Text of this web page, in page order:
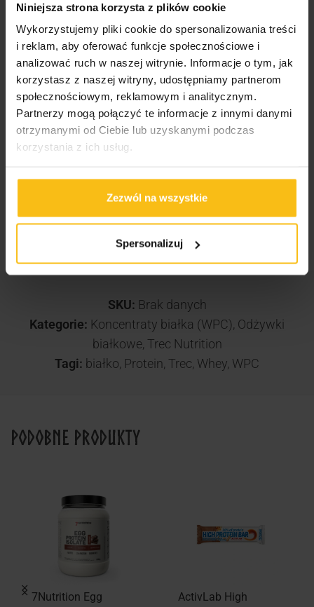
Niniejsza strona korzysta z plików cookie
Wykorzystujemy pliki cookie do spersonalizowania treści
i reklam, aby oferować funkcje społecznościowe i
analizować ruch w naszej witrynie. Informacje o tym, jak
korzystasz z naszej witryny, udostępniamy partnerom
społecznościowym, reklamowym i analitycznym.
Partnerzy mogą połączyć te informacje z innymi danymi
otrzymanymi od Ciebie lub uzyskanymi podczas
korzystania z ich usług.
Zezwól na wszystkie
Spersonalizuj
Zalecane spożycie / sposób przygotowania:
Jednorazową porcję preparatu – 30 g (2 miarki)
rozpuścić w 200 ml wody lub mleka, używając do
tego szejkera lub miksera.
Stosować 3 porcje dziennie.
W dni treningowe: I porcja rano po przebudzeniu, II
porcja do 1,5 godz. po treningu oraz III porcja przed
W dni nietreningowe: I porcja rano po przebudzeniu, II
porcja pomiędzy posiłkami oraz III porcja przed
snem.
SKU: Brak danych
Kategorie: Koncentraty białka (WPC), Odżywki
białkowe, Trec Nutrition
Tagi: białko, Protein, Trec, Whey, WPC
Podobne produkty
7Nutrition Egg
ActivLab High